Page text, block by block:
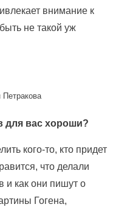
внимание к
не такой уж
для вас хороши?
кого-то, кто придет
что делали
и как они пишут о
Гогена,